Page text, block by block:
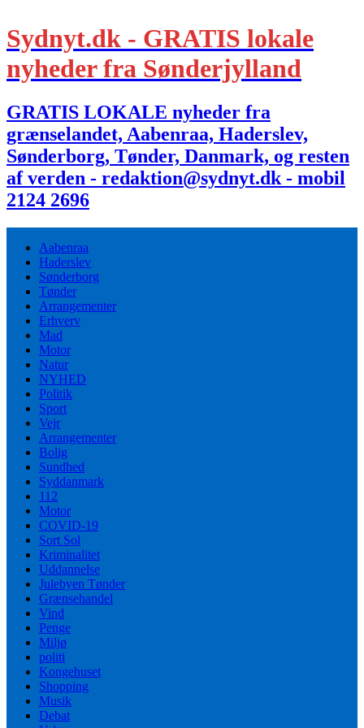
Sydnyt.dk - GRATIS lokale
nyheder fra Sønderjylland
GRATIS LOKALE nyheder fra
grænselandet, Aabenraa, Haderslev,
Sønderborg, Tønder, Danmark, og resten
af verden - redaktion@sydnyt.dk - mobil
2124 2696
Aabenraa
Haderslev
Sønderborg
Tønder
Arrangementer
Erhverv
Mad
Motor
Natur
NYHED
Politik
Sport
Vejr
Arrangementer
Bolig
Sundhed
Syddanmark
112
Motor
COVID-19
Sort Sol
Kriminalitet
Uddannelse
Julebyen Tønder
Grænsehandel
Vind
Penge
Miljø
politi
Kongehuset
Shopping
Musik
Debat